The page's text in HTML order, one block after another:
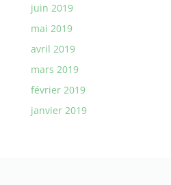
juin 2019
mai 2019
avril 2019
mars 2019
février 2019
janvier 2019